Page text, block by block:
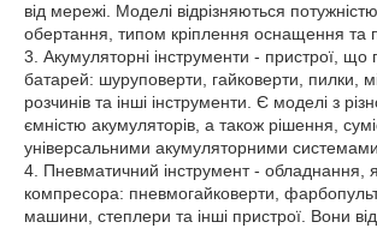
від мережі. Моделі відрізняються
обертання, типом кріплення оснащення та
3. Акумуляторні інструменти - пристрої, що
батарей: шуруповерти, гайковерти, пилки,
розчинів та інші інструменти. Є моделі з
ємністю акумуляторів, а також рішення,
універсальними акумуляторними системами.
4. Пневматичний інструмент - обладнання,
компресора: пневмогайковерти,
машини, степлери та інші пристрої. Вони